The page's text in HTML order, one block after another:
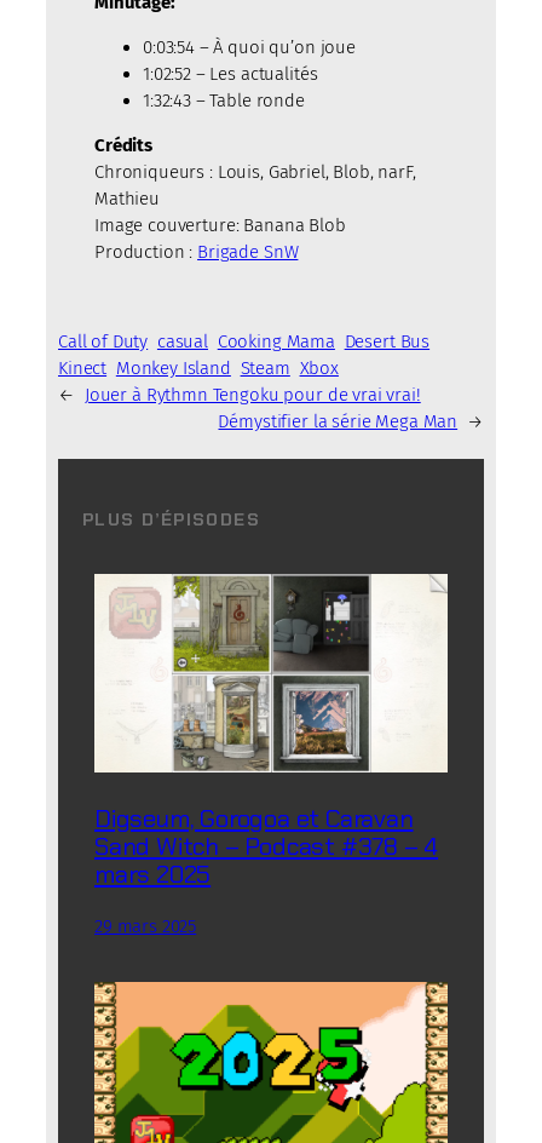
0:03:54 – À quoi qu’on joue
1:02:52 – Les actualités
1:32:43 – Table ronde
Crédits
Chroniqueurs : Louis, Gabriel, Blob, narF,
Mathieu
Image couverture: Banana Blob
Production : Brigade SnW
Call of Duty casual Cooking Mama Desert Bus
Kinect Monkey Island Steam Xbox
←
Jouer à Rythmn Tengoku pour de vrai vrai!
Démystifier la série Mega Man
→
PLUS D’ÉPISODES
Digseum, Gorogoa et Caravan
Sand Witch – Podcast #378 – 4
mars 2025
29 mars 2025